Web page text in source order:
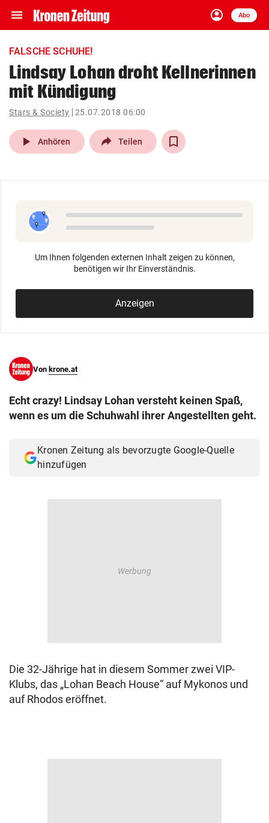
menu Navigation
ein-/ausklappen
account_circle
Anmelden
Abo
close Schließen
account_circle Anmelden
pin_drop
Wien arrow_right
search
eingeben
FALSCHE SCHUHE!
Lindsay Lohan droht Kellnerinnen
mit Kündigung
Stars & Society 25.07.2018 06:00
play_arrow Anhören Teilen
Um Ihnen folgenden externen Inhalt zeigen zu können,
benötigen wir Ihr Einverständnis.
Anzeigen
Von krone.at
Echt crazy! Lindsay Lohan versteht keinen Spaß,
wenn es um die Schuhwahl ihrer Angestellten geht.
Kronen Zeitung als bevorzugte Google-Quelle
hinzufügen
Die 32-Jährige hat in diesem Sommer zwei VIP-
Klubs, das „Lohan Beach House“ auf Mykonos und
auf Rhodos eröffnet.